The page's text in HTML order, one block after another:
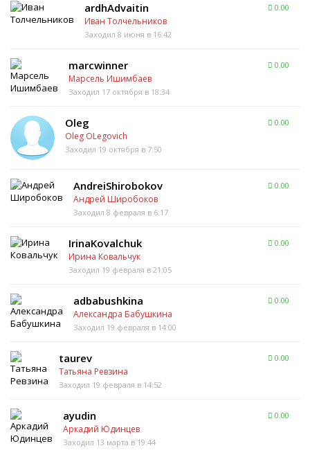
0.00
ardhAdvaitin
Иван Толчельников
Заходил 8 июня в 16:42
0.00
marcwinner
Марсель Ишимбаев
Заходил 17 октября в 18:34
0.00
Oleg
Oleg OLegovich
Заходил 19 октября в 7:50
0.00
AndreiShirobokov
Андрей Широбоков
Заходил 8 февраля в 6:17
0.00
IrinaKovalchuk
Ирина Ковальчук
Заходил 19 февраля в 21:05
0.00
adbabushkina
Александра Бабушкина
Заходил 19 февраля в 14:00
0.00
taurev
Татьяна Ревзина
Заходил 19 февраля в 14:52
0.00
ayudin
Аркадий Юдинцев
Заходил 13 марта в 19:44